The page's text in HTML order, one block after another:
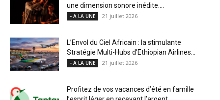
une dimension sonore inédite....
- A LA UNE 21 juillet 2026
L’Envol du Ciel Africain : la stimulante
Stratégie Multi-Hubs d’Ethiopian Airlines...
- A LA UNE 21 juillet 2026
Profitez de vos vacances d’été en famille